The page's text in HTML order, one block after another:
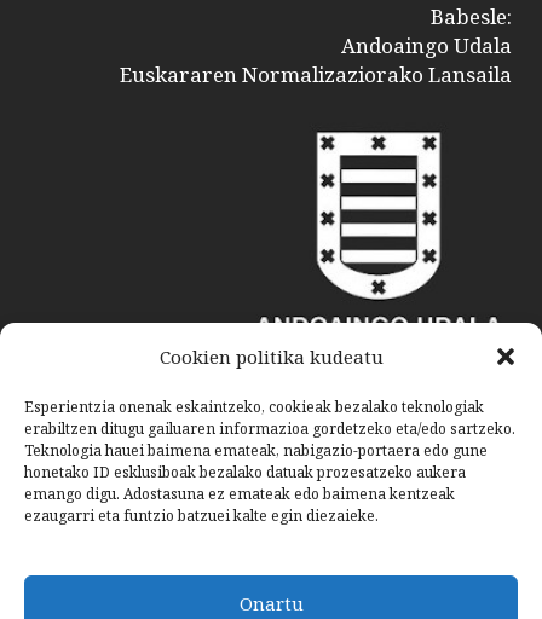
Cookien politika kudeatu
Esperientzia onenak eskaintzeko, cookieak bezalako teknologiak
erabiltzen ditugu gailuaren informazioa gordetzeko eta/edo sartzeko.
Teknologia hauei baimena emateak, nabigazio-portaera edo gune
honetako ID esklusiboak bezalako datuak prozesatzeko aukera
emango digu. Adostasuna ez emateak edo baimena kentzeak
ezaugarri eta funtzio batzuei kalte egin diezaieke.
Onartu
Babesle:
Andoaingo Udala
Euskararen Normalizaziorako Lansaila